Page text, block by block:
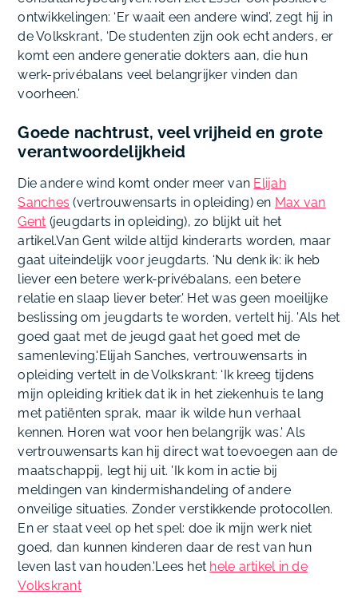
ontwikkelingen: ‘Er waait een andere wind’, zegt hij in
de Volkskrant, ‘De studenten zijn ook echt anders, er
komt een andere generatie dokters aan, die hun
werk-privébalans veel belangrijker vinden dan
voorheen.’
Goede nachtrust, veel vrijheid en grote
verantwoordelijkheid
Die andere wind komt onder meer van Elijah
Sanches (vertrouwensarts in opleiding) en Max van
Gent (jeugdarts in opleiding), zo blijkt uit het
artikel.Van Gent wilde altijd kinderarts worden, maar
gaat uiteindelijk voor jeugdarts. ‘Nu denk ik: ik heb
liever een betere werk-privébalans, een betere
relatie en slaap liever beter.' Het was geen moeilijke
beslissing om jeugdarts te worden, vertelt hij. 'Als het
goed gaat met de jeugd gaat het goed met de
samenleving.'Elijah Sanches, vertrouwensarts in
opleiding vertelt in de Volkskrant: ‘Ik kreeg tijdens
mijn opleiding kritiek dat ik in het ziekenhuis te lang
met patiënten sprak, maar ik wilde hun verhaal
kennen. Horen wat voor hen belangrijk was.' Als
vertrouwensarts kan hij direct wat toevoegen aan de
maatschappij, legt hij uit. 'Ik kom in actie bij
meldingen van kindermishandeling of andere
onveilige situaties. Zonder verstikkende protocollen.
En er staat veel op het spel: doe ik mijn werk niet
goed, dan kunnen kinderen daar de rest van hun
leven last van houden.'Lees het hele artikel in de
Volkskrant